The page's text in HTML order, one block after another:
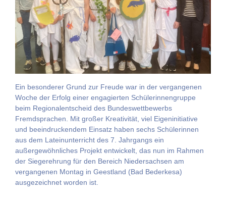
Ein besonderer Grund zur Freude war in der vergangenen
Woche der Erfolg einer engagierten Schülerinnengruppe
beim Regionalentscheid des Bundeswettbewerbs
Fremdsprachen. Mit großer Kreativität, viel Eigeninitiative
und beeindruckendem Einsatz haben sechs Schülerinnen
aus dem Lateinunterricht des 7. Jahrgangs ein
außergewöhnliches Projekt entwickelt, das nun im Rahmen
der Siegerehrung für den Bereich Niedersachsen am
vergangenen Montag in Geestland (Bad Bederkesa)
ausgezeichnet worden ist.